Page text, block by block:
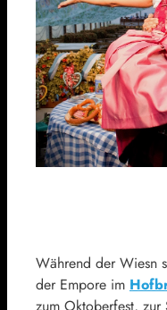
Während der Wiesn
der Empore im